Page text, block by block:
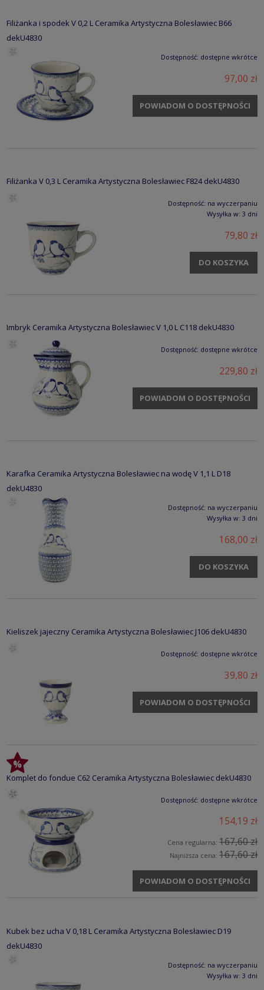
Filiżanka i spodek V 0,2 L Ceramika Artystyczna Bolesławiec B66
dekU4830
Dostępność: dostępne wkrótce
97,00 zł
POWIADOM O DOSTĘPNOŚCI
Filiżanka V 0,3 L Ceramika Artystyczna Bolesławiec F824 dekU4830
Dostępność: na wyczerpaniu
Wysyłka w: 3 dni
79,80 zł
DO KOSZYKA
Imbryk Ceramika Artystyczna Bolesławiec V 1,0 L C118 dekU4830
Dostępność: dostępne wkrótce
229,80 zł
POWIADOM O DOSTĘPNOŚCI
Karafka Ceramika Artystyczna Bolesławiec na wodę V 1,1 L D18
dekU4830
Dostępność: na wyczerpaniu
Wysyłka w: 3 dni
168,00 zł
DO KOSZYKA
Kieliszek jajeczny Ceramika Artystyczna Bolesławiec J106 dekU4830
Dostępność: dostępne wkrótce
39,80 zł
POWIADOM O DOSTĘPNOŚCI
Komplet do fondue C62 Ceramika Artystyczna Bolesławiec dekU4830
Dostępność: dostępne wkrótce
154,19 zł
Cena regularna: 167,60 zł
Najniższa cena: 167,60 zł
POWIADOM O DOSTĘPNOŚCI
Kubek bez ucha V 0,18 L Ceramika Artystyczna Bolesławiec D19
dekU4830
Dostępność: na wyczerpaniu
Wysyłka w: 3 dni